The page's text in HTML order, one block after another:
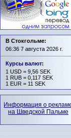
В Стокгольме:
06:36 7 августа 2026 г.
Курсы валют:
1 USD = 9,56 SEK
1 RUB = 0,117 SEK
1 EUR = 11 SEK
Информация о
на Шведской Пальме